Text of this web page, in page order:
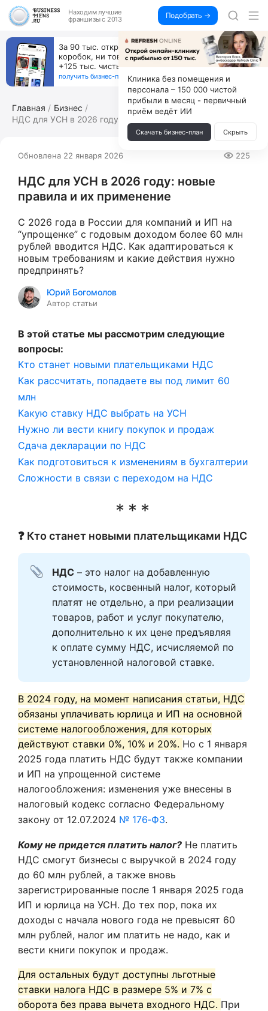
Находим лучшие
франшизы с 2013
Подобрать →
ИИ, вы можете
по 500 тыс. каждый
Открой студию,
а делают массаж
получи 4.5 млн
получить бизнес-план ↓
Главная
Бизнес
НДС для УСН в 2026 году: новые правил...
Обновлена 22 января 2026 225
НДС для УСН в 2026 году: новые
правила и их применение
С 2026 года в России для компаний и ИП на
“упрощенке” с годовым доходом более 60 млн
рублей вводится НДС. Как адаптироваться к
новым требованиям и какие действия нужно
предпринять?
Юрий Богомолов
Автор статьи
В этой статье мы рассмотрим следующие
вопросы:
Кто станет новыми плательщиками НДС
Как рассчитать, попадаете вы под лимит 60
млн
Какую ставку НДС выбрать на УСН
Нужно ли вести книгу покупок и продаж
Сдача декларации по НДС
Как подготовиться к изменениям в бухгалтерии
Сложности в связи с переходом на НДС
❓ Кто станет новыми плательщиками НДС
НДС – это налог на добавленную
стоимость, косвенный налог, который
платят не отдельно, а при реализации
товаров, работ и услуг покупателю,
дополнительно к их цене предъявляя
к оплате сумму НДС, исчисляемой по
установленной налоговой ставке.
В 2024 году, на момент написания статьи, НДС
обязаны уплачивать юрлица и ИП на основной
системе налогообложения, для которых
действуют ставки 0%, 10% и 20%. Но с 1 января
2025 года платить НДС будут также компании
и ИП на упрощенной системе
налогообложения: изменения уже внесены в
налоговый кодекс согласно Федеральному
закону от 12.07.2024 № 176‑ФЗ.
Кому не придется платить налог? Не платить
НДС смогут бизнесы с выручкой в 2024 году
до 60 млн рублей, а также вновь
зарегистрированные после 1 января 2025 года
ИП и юрлица на УСН. До тех пор, пока их
доходы с начала нового года не превысят 60
млн рублей, налог им платить не надо, как и
вести книги покупок и продаж.
Для остальных будут доступны льготные
ставки налога НДС в размере 5% и 7% с
оборота без права вычета входного НДС. При
Клиника без помещения и
персонала – 150 000 чистой
прибыли в месяц - первичный
приём ведёт ИИ
Скачать бизнес-план Скрыть